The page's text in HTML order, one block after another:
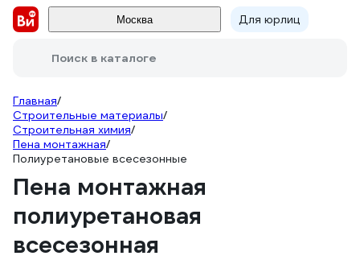
Москва Для юрлиц
Поиск в каталоге
Главная/
Строительные материалы/
Строительная химия/
Пена монтажная/
Полиуретановые всесезонные
Пена монтажная
полиуретановая
всесезонная